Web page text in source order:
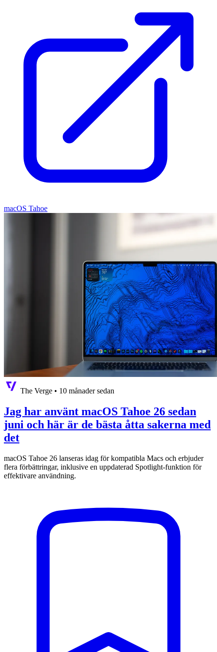
macOS Tahoe
The Verge • 10 månader sedan
Jag har använt macOS Tahoe 26 sedan
juni och här är de bästa åtta sakerna med
det
macOS Tahoe 26 lanseras idag för kompatibla Macs och erbjuder
flera förbättringar, inklusive en uppdaterad Spotlight-funktion för
effektivare användning.